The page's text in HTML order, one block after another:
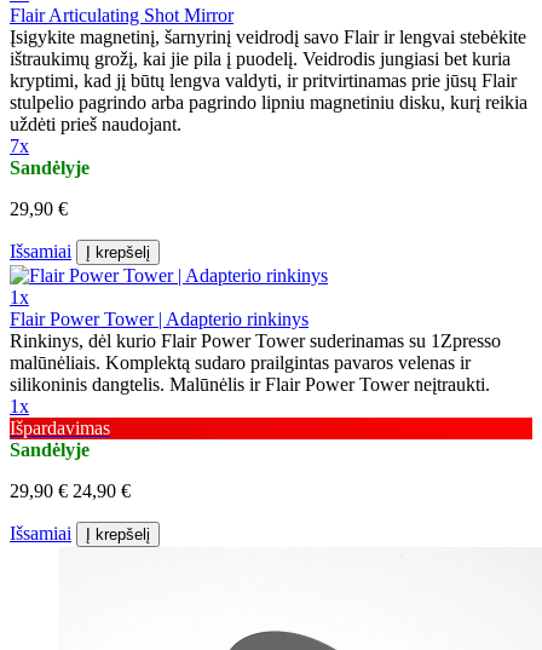
Flair Articulating Shot Mirror
Įsigykite magnetinį, šarnyrinį veidrodį savo Flair ir lengvai stebėkite
ištraukimų grožį, kai jie pila į puodelį. Veidrodis jungiasi bet kuria
kryptimi, kad jį būtų lengva valdyti, ir pritvirtinamas prie jūsų Flair
stulpelio pagrindo arba pagrindo lipniu magnetiniu disku, kurį reikia
uždėti prieš naudojant.
7x
Sandėlyje
29,90 €
Išsamiai Į krepšelį
1x
Flair Power Tower | Adapterio rinkinys
Rinkinys, dėl kurio Flair Power Tower suderinamas su 1Zpresso
malūnėliais. Komplektą sudaro prailgintas pavaros velenas ir
silikoninis dangtelis. Malūnėlis ir Flair Power Tower neįtraukti.
1x
Išpardavimas
Sandėlyje
29,90 € 24,90 €
Išsamiai Į krepšelį